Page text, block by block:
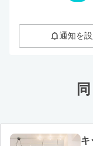
通知を
キ